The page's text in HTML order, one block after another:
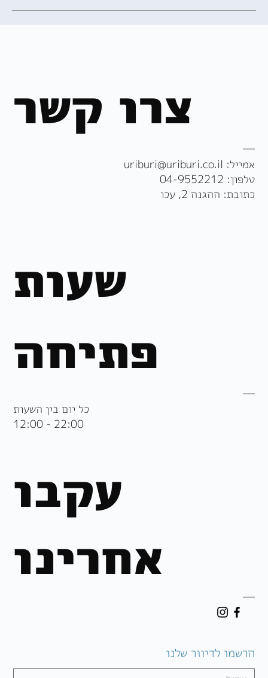
שעות
פתיחה
כל יום בין השעות
12:00 - 22:00
צרו קשר
אמייל: uriburi@uriburi.co.il
טלפון: 04-9552212
כתובת: ההגנה 2, עכו
עקבו
אחרינו
הרשמו לדיוור שלנו